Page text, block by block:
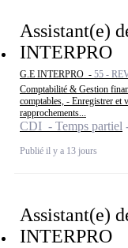
Assistant(e)
INTERPRO
G.E INTERPRO - 55 -
Comptabilité & Gestion
comptables, - Enregistrer et
rapprochements...
CDI - Temps partiel
Publié il y a 13 jours
Assistant(e)
INTERPRO